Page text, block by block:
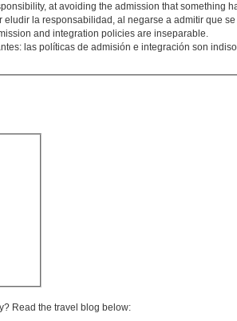
at avoiding the admission that something
la responsabilidad, al negarse a admitir que
and integration policies are inseparable.
las políticas de admisión e integración son
Read the travel blog below: